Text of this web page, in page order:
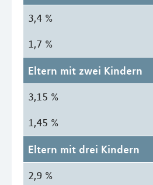
3,4 %
1,7 %
Eltern mit zwei Kindern
3,15 %
1,45 %
Eltern mit drei Kindern
2,9 %